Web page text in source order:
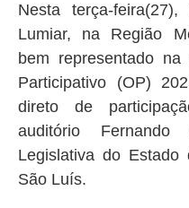
Nesta terça-
Lumiar, na Região
bem representado
Participativo (OP)
direto de
auditório Fernando
Legislativa do Estado
São Luís.